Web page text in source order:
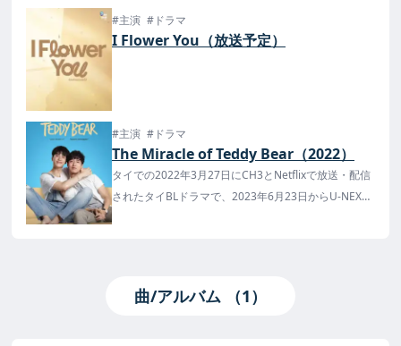
#主演 #ドラマ
I Flower You（放送予定）
#主演 #ドラマ
The Miracle of Teddy Bear（2022）
タイでの2022年3月27日にCH3とNetflixで放送・配信
されたタイBLドラマで、2023年6月23日からU-NEXT
曲/アルバム （1）